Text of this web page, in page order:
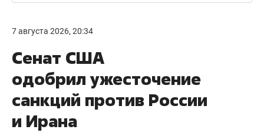
7 августа 2026, 20:34
Сенат США
одобрил ужесточение
санкций против России
и Ирана